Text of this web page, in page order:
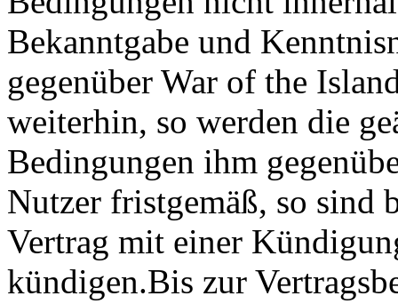
Bekanntgabe und
gegenüber War of the
weiterhin, so werden die
Bedingungen ihm
Nutzer fristgemäß, so sind
Vertrag mit einer
kündigen.Bis zur